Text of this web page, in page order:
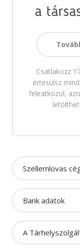
a
Csatlakozz
értesülsz
feliratkozol,
Szellemlovas
Bank adatok
A